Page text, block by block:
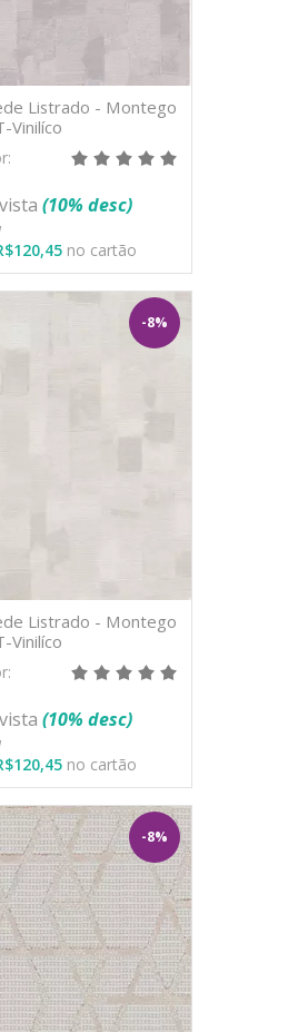
Listrado - Montego
Vinilíco
(10% desc)
no cartão
-8%
Listrado - Montego
Vinilíco
(10% desc)
no cartão
-8%